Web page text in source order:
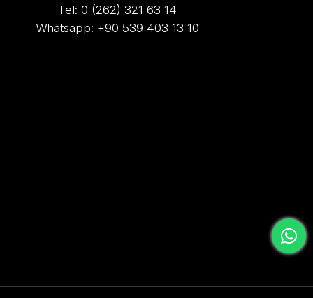
Tel: 0 (262) 321 63 14
Whatsapp: +90 539 403 13 10